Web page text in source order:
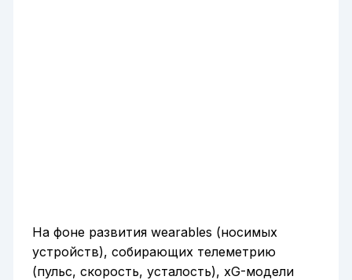
На фоне развития wearables (носимых
устройств), собирающих телеметрию
(пульс, скорость, усталость), xG-модели